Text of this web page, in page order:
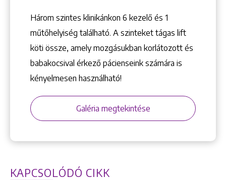
+36 1 222 7250
+36 1 222 9150
1148 Budapest, Örs vezér tere 2.
Három szintes klinikánkon 6 kezelő ­és 1
műtőhelyiség található. A szinteket tágas lift
köti össze, amely mozgásukban korlátozott és
babakocsival érkező pácienseink számára is
kényelmesen használható!
Galéria megtekintése
KAPCSOLÓDÓ CIKK